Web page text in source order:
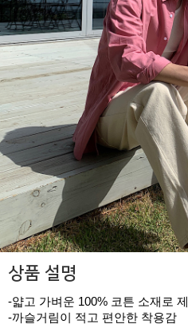
상품 설명
-얇고 가벼운 100% 코튼 소재로
-까슬거림이 적고 편안한 착용감